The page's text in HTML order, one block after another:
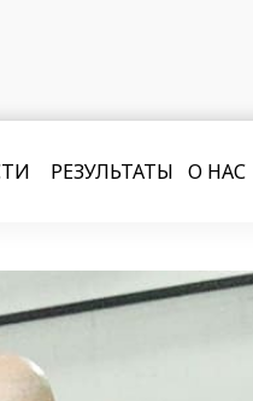
РЕЗУЛЬТАТЫ О НАС